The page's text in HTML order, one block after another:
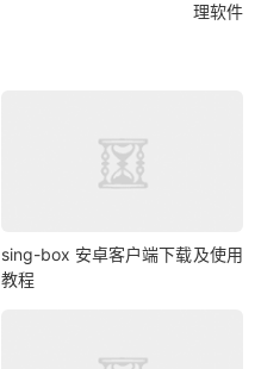
理软件
sing-box 安卓客户端下载及使用
教程